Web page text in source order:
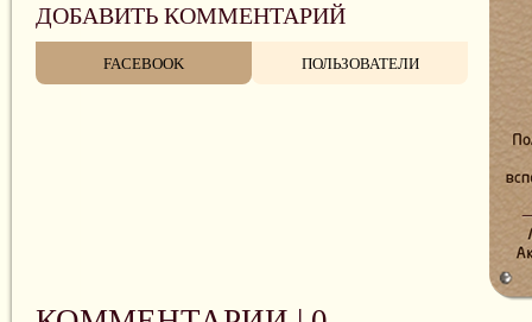
ДОБАВИТЬ КОММЕНТАРИЙ
FACEBOOK ПОЛЬЗОВАТЕЛИ